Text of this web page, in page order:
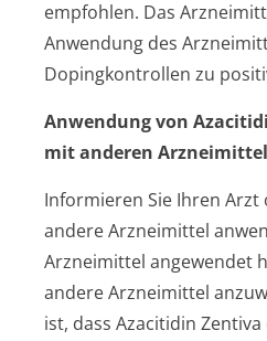
empfohlen. Das
Anwendung des
Dopingkontrollen zu
Anwendung von
mit anderen
Informieren Sie Ihren Arzt
andere Arzneimittel
Arzneimittel angewendet
andere Arzneimittel
ist, dass Azacitidin